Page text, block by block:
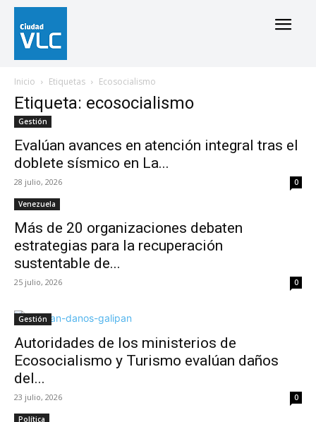
Inicio Etiquetas Ecosocialismo
Etiqueta: ecosocialismo
Gestión
Evalúan avances en atención integral tras el
doblete sísmico en La...
28 julio, 2026 0
Venezuela
Más de 20 organizaciones debaten
estrategias para la recuperación
sustentable de...
25 julio, 2026 0
Gestión
Autoridades de los ministerios de
Ecosocialismo y Turismo evalúan daños
del...
23 julio, 2026 0
Política